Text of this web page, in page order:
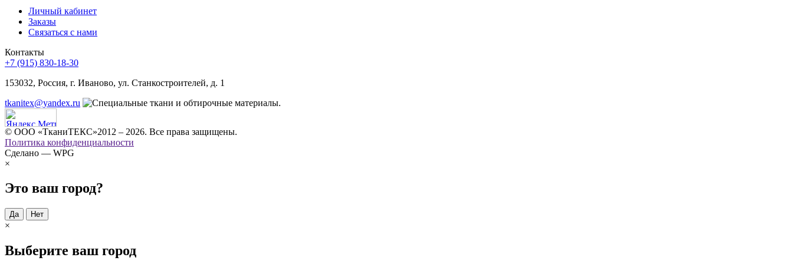
Личный кабинет
Заказы
Связаться с нами
Контакты
+7 (915) 830-18-30
153032, Россия, г. Иваново, ул. Станкостроителей, д. 1
tkanitex@yandex.ru
© ООО «ТканиТЕКС»2012 – 2026. Все права защищены.
Политика конфиденциальности
Сделано — WPG
×
Это ваш город?
Да Нет
×
Выберите ваш город